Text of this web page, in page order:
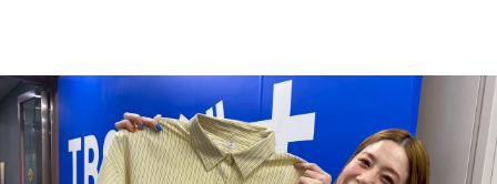
お知らせ
イベント・グッズ
YouTube
会社情報